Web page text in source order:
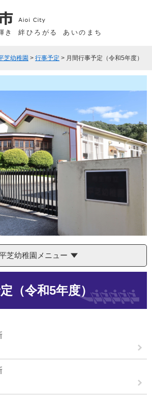
き 絆ひろがる あいのまち
芝幼稚園 > 行事予定 > 月間行事予定（令和5年度）
芝幼稚園メニュー
（令和5年度）